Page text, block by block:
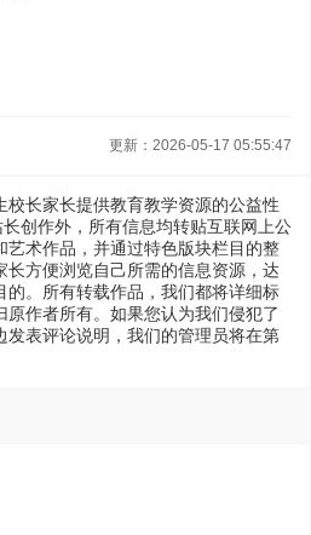
更新：2026-05-17 05:55:47
长家长提供教育教学资源的公益性
创作外，所有信息均转贴互联网上公
艺术作品，并通过特色版块栏目的整
方便浏览自己所需的信息资源，达
的。所有转载作品，我们都将详细标
作者所有。如果您认为我们侵犯了
发表评论说明，我们的管理员将在第